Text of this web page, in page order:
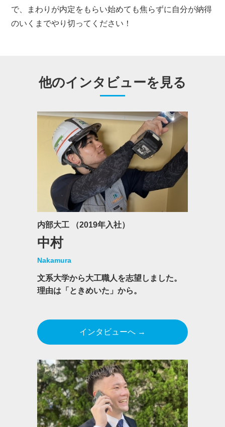
で、まわりが内定をもらい始めても焦らずに自分が納得
のいくまでやり切ってください！
他のインタビューを見る
内部大工 （2019年入社）
中村
Nakamura
文系大学から大工職人を志望しました。
理由は「ときめいた」から。
インタビューへ →